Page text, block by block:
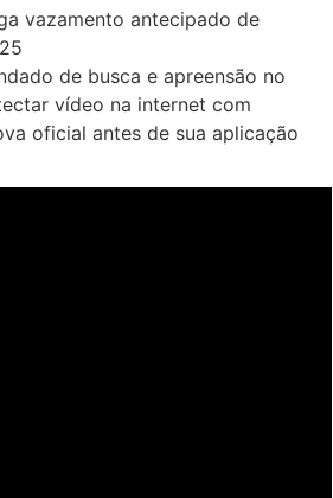
vazamento antecipado de
de busca e apreensão no
vídeo na internet com
oficial antes de sua aplicação